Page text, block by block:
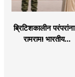
ब्रिटिशकालीन परंपरांना
रामराम! भारतीय